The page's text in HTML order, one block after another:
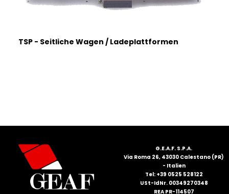
TSP - Seitliche Wagen / Ladeplattformen
G.E.A.F. S.P.A.
Via Roma 26, 43030 Calestano (PR)
- Italien
Tel: +39 0525 528122
USt-IdNr. 00349270348
REA PR-114507